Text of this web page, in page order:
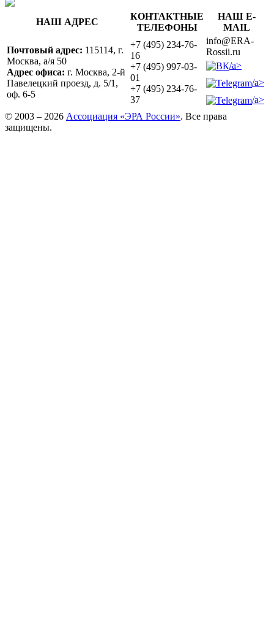
НАШ АДРЕС
КОНТАКТНЫЕ
ТЕЛЕФОНЫ
НАШ E-
MAIL
Почтовый адрес: 115114, г.
Москва, а/я 50
Адрес офиса: г. Москва, 2-й
Павелецкий проезд, д. 5/1,
оф. 6-5
+7 (495) 234-76-
16
+7 (495) 997-03-
01
+7 (495) 234-76-
37
info@ERA-
Rossii.ru
/a>
/a>
/a>
© 2003 – 2026 Ассоциация «ЭРА России». Все права
защищены.